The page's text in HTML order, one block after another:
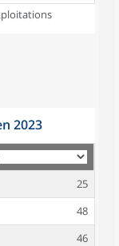
2023
25
48
46